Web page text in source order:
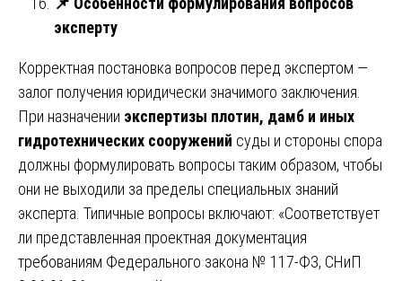
эксперту
Корректная постановка вопросов перед экспертом —
залог получения юридически значимого заключения.
При назначении экспертизы плотин, дамб и иных
гидротехнических сооружений суды и стороны спора
должны формулировать вопросы таким образом, чтобы
они не выходили за пределы специальных знаний
эксперта. Типичные вопросы включают: «Соответствует
ли представленная проектная документация
требованиям Федерального закона № 117-ФЗ, СНиП